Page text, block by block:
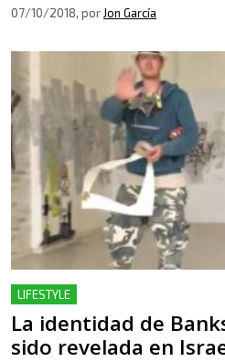
07/10/2018, por Jon García
LIFESTYLE
La identidad de
sido revelada en